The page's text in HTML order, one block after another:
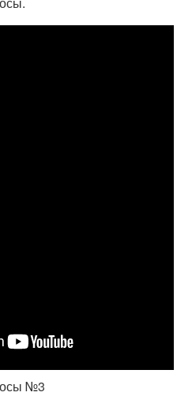
№3